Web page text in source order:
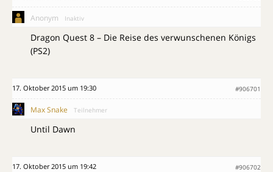
Anonym Inaktiv
Dragon Quest 8 – Die Reise des verwunschenen Königs
(PS2)
17. Oktober 2015 um 19:30 #906701
Max Snake Teilnehmer
Until Dawn
17. Oktober 2015 um 19:42 #906702